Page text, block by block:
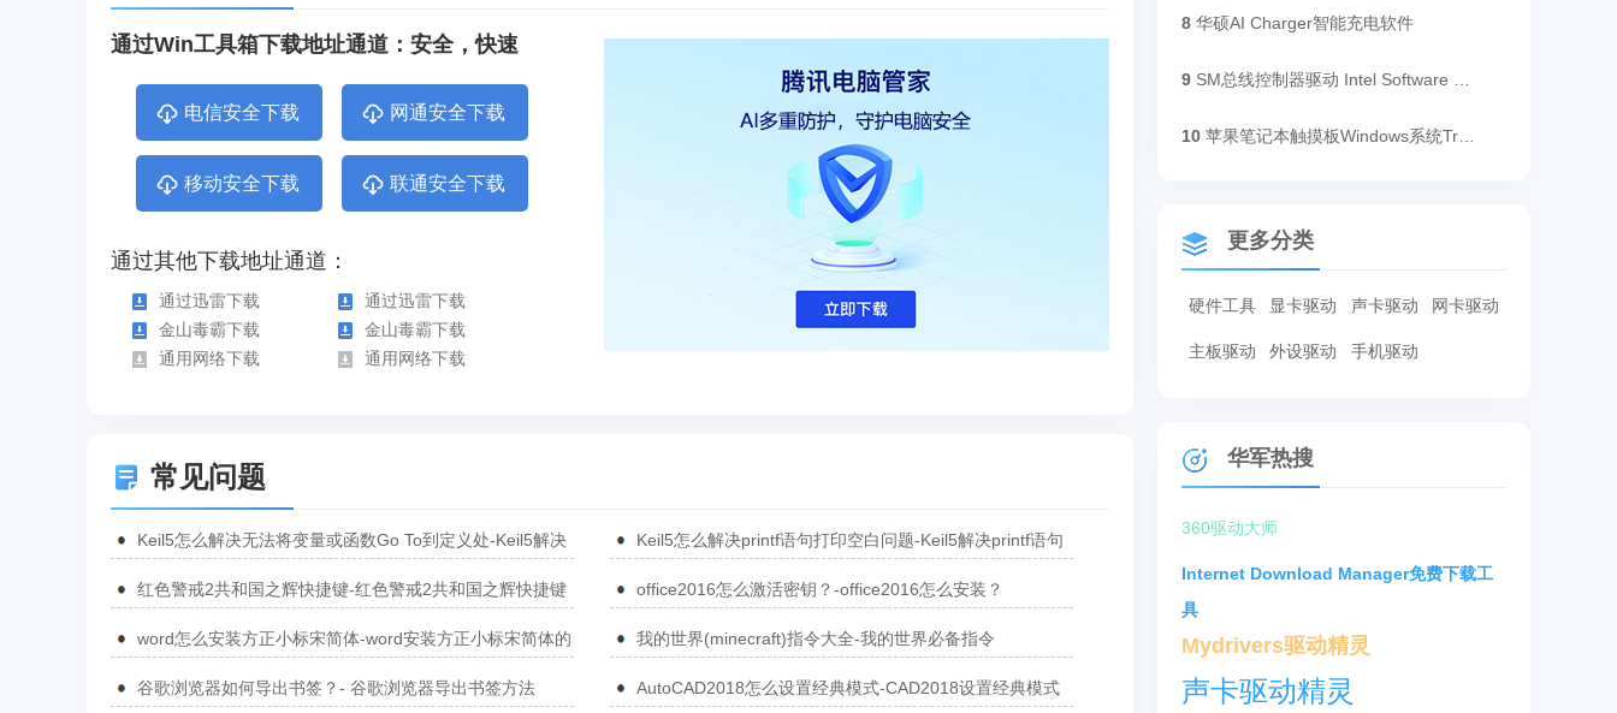
通过Win工具箱下载地址通道：安全，快速
电信安全下载 网通安全下载
移动安全下载 联通安全下载
通过其他下载地址通道：
通过迅雷下载
通过迅雷下载
金山毒霸下载
金山毒霸下载
通用网络下载
通用网络下载
常见问题
Keil5怎么解决无法将变量或函数Go To到定义处-Keil5解决
Keil5怎么解决printf语句打印空白问题-Keil5解决printf语句
红色警戒2共和国之辉快捷键-红色警戒2共和国之辉快捷键
office2016怎么激活密钥？-office2016怎么安装？
word怎么安装方正小标宋简体-word安装方正小标宋简体的
我的世界(minecraft)指令大全-我的世界必备指令
谷歌浏览器如何导出书签？- 谷歌浏览器导出书签方法
AutoCAD2018怎么设置经典模式-CAD2018设置经典模式
8 华硕AI Charger智能充电软件
9
10
更多分类
硬件工具 显卡驱动 声卡驱动 网卡驱动
主板驱动 外设驱动 手机驱动
华军热搜
360驱动大师
Internet Download Manager免费下载工
具
Mydrivers驱动精灵
声卡驱动精灵